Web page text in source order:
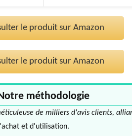
le produit sur Amazon
le produit sur Amazon
méthodologie
de milliers d'avis clients,
et d'utilisation.